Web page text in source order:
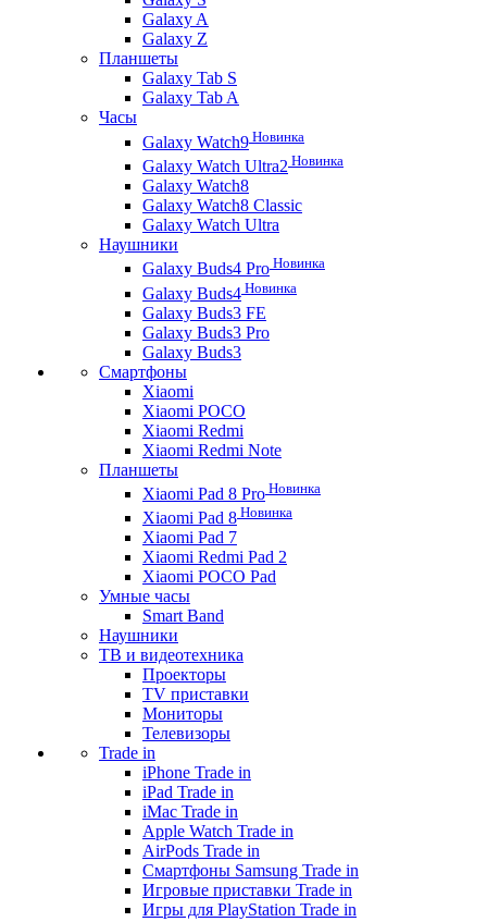
Galaxy A
Galaxy Z
Планшеты
Galaxy Tab S
Galaxy Tab A
Часы
Galaxy Watch9 Новинка
Galaxy Watch Ultra2 Новинка
Galaxy Watch8
Galaxy Watch8 Classic
Galaxy Watch Ultra
Наушники
Galaxy Buds4 Pro Новинка
Galaxy Buds4 Новинка
Galaxy Buds3 FE
Galaxy Buds3 Pro
Galaxy Buds3
Смартфоны
Xiaomi
Xiaomi POCO
Xiaomi Redmi
Xiaomi Redmi Note
Планшеты
Xiaomi Pad 8 Pro Новинка
Xiaomi Pad 8 Новинка
Xiaomi Pad 7
Xiaomi Redmi Pad 2
Xiaomi POCO Pad
Умные часы
Smart Band
Наушники
ТВ и видеотехника
Проекторы
TV приставки
Мониторы
Телевизоры
Trade in
iPhone Trade in
iPad Trade in
iMac Trade in
Apple Watch Trade in
AirPods Trade in
Смартфоны Samsung Trade in
Игровые приставки Trade in
Игры для PlayStation Trade in